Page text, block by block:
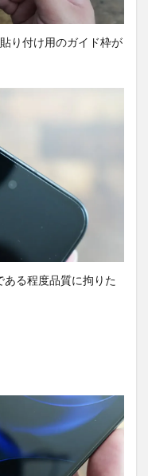
り付け用のガイド枠が
ある程度品質に拘りた